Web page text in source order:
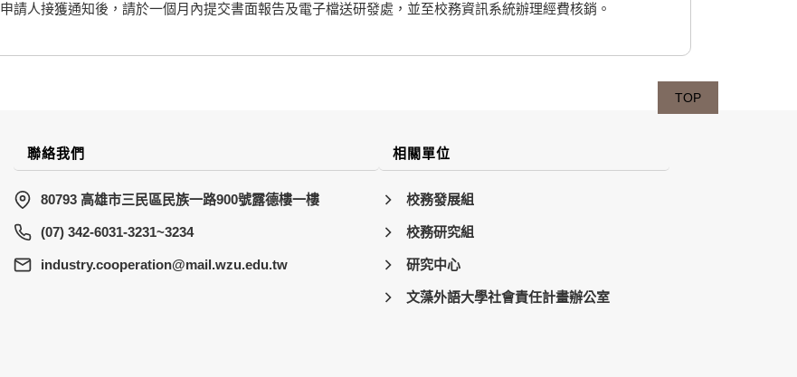
申請人接獲通知後，請於一個月內提交書面報告及電子檔送研發處，並至校務資訊系統辦理經費核銷。
聯絡我們
80793 高雄市三民區民族一路900號露德樓一樓
(07) 342-6031-3231~3234
wt.ude.uzw.liam@noitarepooc.yrtsudni
相關單位
校務發展組
校務研究組
研究中心
文藻外語大學社會責任計畫辦公室
TOP